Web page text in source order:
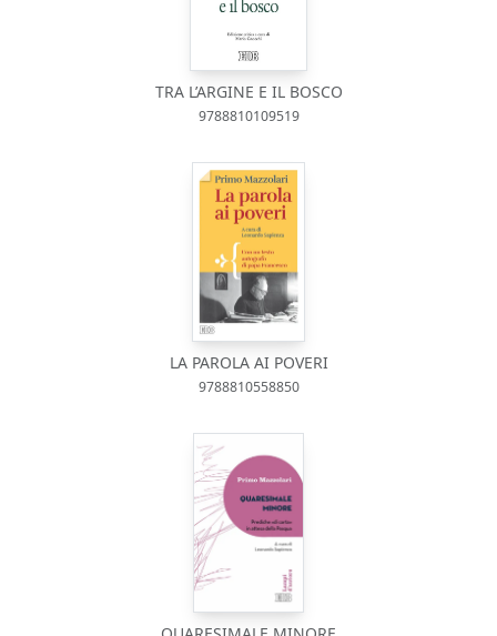
TRA L’ARGINE E IL BOSCO
9788810109519
LA PAROLA AI POVERI
9788810558850